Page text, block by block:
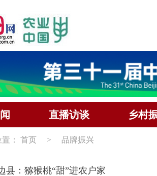
直播访谈 乡村
： 首页 > 品牌振兴
县：猕猴桃“甜”进农户家